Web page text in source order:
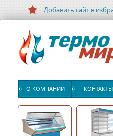
Добавить сайт в
О КОМПАНИИ КОНТАКТЫ